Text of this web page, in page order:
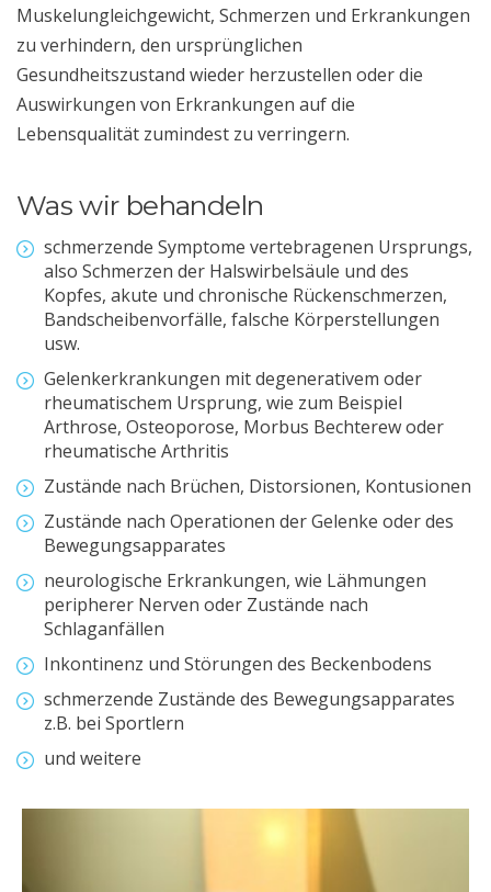
Muskelungleichgewicht, Schmerzen und Erkrankungen
zu verhindern, den ursprünglichen
Gesundheitszustand wieder herzustellen oder die
Auswirkungen von Erkrankungen auf die
Lebensqualität zumindest zu verringern.
Was wir behandeln
schmerzende Symptome vertebragenen Ursprungs,
also Schmerzen der Halswirbelsäule und des
Kopfes, akute und chronische Rückenschmerzen,
Bandscheibenvorfälle, falsche Körperstellungen
usw.
Gelenkerkrankungen mit degenerativem oder
rheumatischem Ursprung, wie zum Beispiel
Arthrose, Osteoporose, Morbus Bechterew oder
rheumatische Arthritis
Zustände nach Brüchen, Distorsionen, Kontusionen
Zustände nach Operationen der Gelenke oder des
Bewegungsapparates
neurologische Erkrankungen, wie Lähmungen
peripherer Nerven oder Zustände nach
Schlaganfällen
Inkontinenz und Störungen des Beckenbodens
schmerzende Zustände des Bewegungsapparates
z.B. bei Sportlern
und weitere